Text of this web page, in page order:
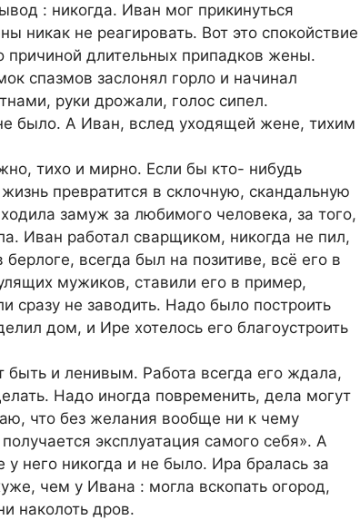
: никогда. Иван мог прикинуться
никак не реагировать. Вот это спокойствие
причиной длительных припадков жены.
спазмов заслонял горло и начинал
руки дрожали, голос сипел.
было. А Иван, вслед уходящей жене, тихим
тихо и мирно. Если бы кто- нибудь
превратится в склочную, скандальную
замуж за любимого человека, за того,
Иван работал сварщиком, никогда не пил,
всегда был на позитиве, всё его в
мужиков, ставили его в пример,
сразу не заводить. Надо было построить
дом, и Ире хотелось его благоустроить
и ленивым. Работа всегда его ждала,
Надо иногда повременить, дела могут
что без желания вообще ни к чему
эксплуатация самого себя». А
него никогда и не было. Ира бралась за
чем у Ивана : могла вскопать огород,
наколоть дров.